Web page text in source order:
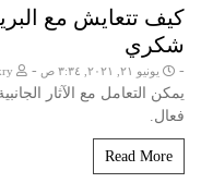
كيف تتعايش مع
شكري
- يونيو ٢١, ٢٠٢١, ٣:٣٤ ص -
يمكن التعامل مع الآثار
فعال.
Read More